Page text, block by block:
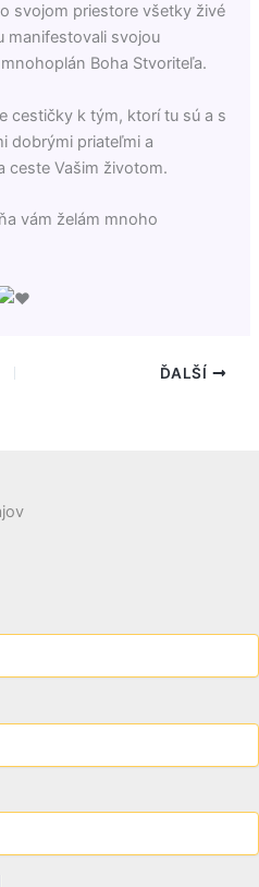
svojom priestore všetky živé
manifestovali svojou
Boha Stvoriteľa.
cestičky k tým, ktorí tu sú a s
dobrými priateľmi a
ceste Vašim životom.
vám želám mnoho
ĎALŠÍ